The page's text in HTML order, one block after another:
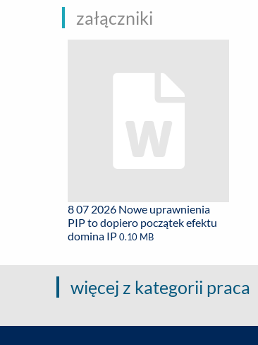
załączniki
8 07 2026 Nowe uprawnienia
PIP to dopiero początek efektu
domina IP0.10 MB
więcej z kategorii praca